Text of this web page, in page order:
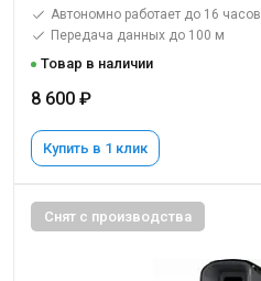
Автономно работает до 16 часов
Передача данных до 100 м
Товар в наличии
8 600 ₽
Купить в 1 клик
Снят с производства